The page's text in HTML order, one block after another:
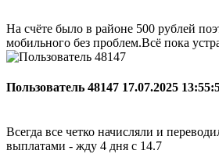
На счёте было в районе 500 рублей
мобильного без проблем.Всё пока
Пользователь 48147 17.07.2025
Всегда все четко начисляли и
выплатами - жду 4 дня с 14.7